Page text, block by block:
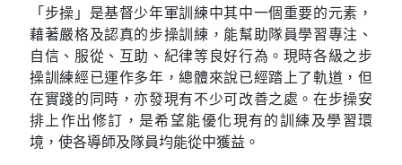
「步操」是基督少年軍訓練中其中一個重要的元素，
藉著嚴格及認真的步操訓練，能幫助隊員學習專注、
自信、服從、互助、紀律等良好行為。現時各級之步
操訓練經已運作多年，總體來說已經踏上了軌道，但
在實踐的同時，亦發現有不少可改善之處。在步操安
排上作出修訂，是希望能優化現有的訓練及學習環
境，使各導師及隊員均能從中獲益。